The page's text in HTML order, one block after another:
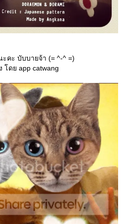
คะ บับบายจ้า (= ^-^ =)
โดย app catwang